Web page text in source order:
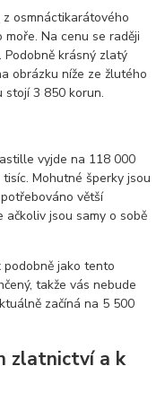
z osmnáctikarátového
Na cenu se raději
krásný zlatý
obrázku níže ze žlutého
3 850 korun.
vyjde na 118 000
Mohutné šperky jsou
větší
ačkoliv jsou samy o sobě
jako tento
takže vás nebude
začíná na 5 500
zlatnictví a k